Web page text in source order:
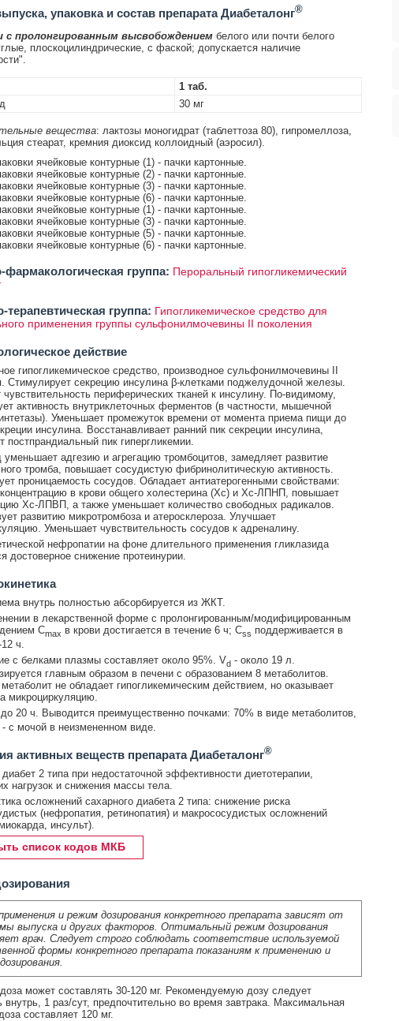
упаковка и состав препарата Диабеталонг®
с пролонгированным высвобождениембелого или почти белого
плоскоцилиндрические, с фаской; допускается наличие
1 таб.
30 мг
вещества: лактозы моногидрат (таблеттоза 80), гипромеллоза,
стеарат, кремния диоксид коллоидный (аэросил).
ячейковые контурные (1) - пачки картонные.
ячейковые контурные (2) - пачки картонные.
ячейковые контурные (3) - пачки картонные.
ячейковые контурные (6) - пачки картонные.
ячейковые контурные (1) - пачки картонные.
ячейковые контурные (3) - пачки картонные.
ячейковые контурные (5) - пачки картонные.
ячейковые контурные (6) - пачки картонные.
фармакологическая группа: Пероральный гипогликемический
группа: Гипогликемическое средство для
применения группы сульфонилмочевины II поколения
действие
гипогликемическое средство, производное сульфонилмочевины II
Стимулирует секрецию инсулина β-клетками поджелудочной железы.
периферических тканей к инсулину. По-видимому,
активность внутриклеточных ферментов (в частности, мышечной
Уменьшает промежуток времени от момента приема пищи до
инсулина. Восстанавливает ранний пик секреции инсулина,
постпрандиальный пик гипергликемии.
уменьшает адгезию и агрегацию тромбоцитов, замедляет развитие
тромба, повышает сосудистую фибринолитическую активность.
проницаемость сосудов. Обладает антиатерогенными свойствами:
в крови общего холестерина (Хс) и Хс-ЛПНП, повышает
Хс-ЛПВП, а также уменьшает количество свободных радикалов.
развитию микротромбоза и атеросклероза. Улучшает
Уменьшает чувствительность сосудов к адреналину.
нефропатии на фоне длительного применения гликлазида
достоверное снижение протеинурии.
внутрь полностью абсорбируется из ЖКТ.
в лекарственной форме с пролонгированным/модифицированным
Cmax в крови достигается в течение 6 ч; Css поддерживается в
ч.
с белками плазмы составляет около 95%. Vd- около 19 л.
главным образом в печени с образованием 8 метаболитов.
не обладает гипогликемическим действием, но оказывает
микроциркуляцию.
20 ч. Выводится преимущественно почками: 70% в виде метаболитов,
с мочой в неизмененном виде.
активных веществ препарата Диабеталонг®
2 типа при недостаточной эффективности диетотерапии,
нагрузок и снижения массы тела.
осложнений сахарного диабета 2 типа: снижение риска
(нефропатия, ретинопатия) и макрососудистых осложнений
инсульт).
список кодов МКБ
и режим дозирования конкретного препарата зависят от
выпуска и других факторов. Оптимальный режим дозирования
врач. Следует строго соблюдать соответствие используемой
формы конкретного препарата показаниям к применению и
может составлять 30-120 мг. Рекомендуемую дозу следует
внутрь, 1 раз/сут, предпочтительно во время завтрака. Максимальная
составляет 120 мг.